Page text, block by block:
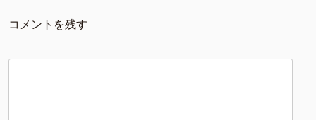
コメントを残す